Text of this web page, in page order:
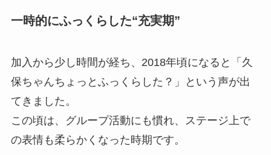
一時的にふっくらした“充実期”
加入から少し時間が経ち、2018年頃になると「久
保ちゃんちょっとふっくらした？」という声が出
てきました。
この頃は、グループ活動にも慣れ、ステージ上で
の表情も柔らかくなった時期です。